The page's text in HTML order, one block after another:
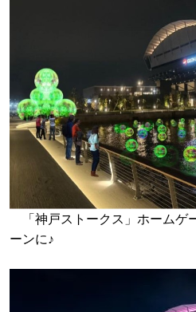
「神戸ストークス」ホームゲ
ーンに♪